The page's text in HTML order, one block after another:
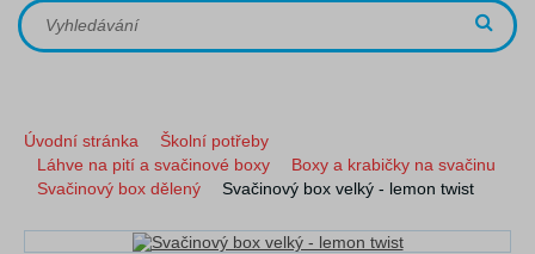
Úvodní stránka
Školní potřeby
Láhve na pití a svačinové boxy
Boxy a krabičky na svačinu
Svačinový box dělený
Svačinový box velký - lemon twist